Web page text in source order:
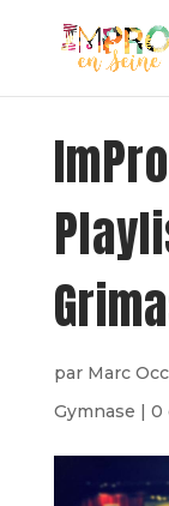
par Marc
Gymnase | 0